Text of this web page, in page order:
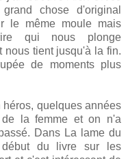
chose d'original
le même moule mais
qui nous plonge
nous tient jusqu'à la fin.
de moments plus
quelques années
la femme et on n'a
Dans La lame du
début du livre sur les